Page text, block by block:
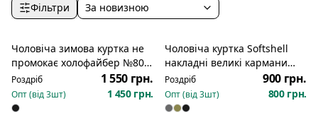
Фільтри
За новизною
Чоловіча зимова куртка не
промокає холофайбер №802-
6
Роздріб 1 550 грн.
Опт (від3шт) 1 450 грн.
Чоловіча куртка Softshell
накладні великі кармани
747
Роздріб 900 грн.
Опт (від3шт) 800 грн.